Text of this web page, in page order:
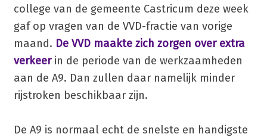
college van de gemeente Castricum deze week
gaf op vragen van de VVD-fractie van vorige
maand. De VVD maakte zich zorgen over extra
verkeerin de periode van de werkzaamheden
aan de A9. Dan zullen daar namelijk minder
rijstroken beschikbaar zijn.
De A9 is normaal echt de snelste en handigste